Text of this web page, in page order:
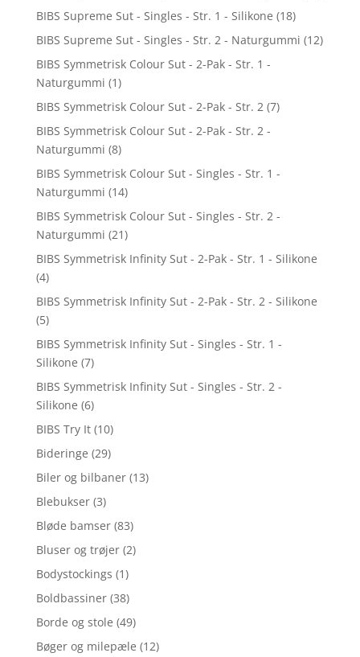
BIBS Supreme Sut - Singles - Str. 1 - Silikone (18)
BIBS Supreme Sut - Singles - Str. 2 - Naturgummi (12)
BIBS Symmetrisk Colour Sut - 2-Pak - Str. 1 -
Naturgummi (1)
BIBS Symmetrisk Colour Sut - 2-Pak - Str. 2 (7)
BIBS Symmetrisk Colour Sut - 2-Pak - Str. 2 -
Naturgummi (8)
BIBS Symmetrisk Colour Sut - Singles - Str. 1 -
Naturgummi (14)
BIBS Symmetrisk Colour Sut - Singles - Str. 2 -
Naturgummi (21)
BIBS Symmetrisk Infinity Sut - 2-Pak - Str. 1 - Silikone
(4)
BIBS Symmetrisk Infinity Sut - 2-Pak - Str. 2 - Silikone
(5)
BIBS Symmetrisk Infinity Sut - Singles - Str. 1 -
Silikone (7)
BIBS Symmetrisk Infinity Sut - Singles - Str. 2 -
Silikone (6)
BIBS Try It (10)
Bideringe (29)
Biler og bilbaner (13)
Blebukser (3)
Bløde bamser (83)
Bluser og trøjer (2)
Bodystockings (1)
Boldbassiner (38)
Borde og stole (49)
Bøger og milepæle (12)